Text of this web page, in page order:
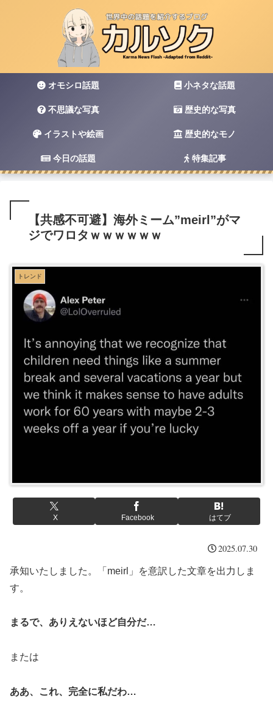
オモシロ話題 小ネタな話題
不思議な写真 歴史的な写真
イラストや絵画 歴史的なモノ
今日の話題 特集記事
【共感不可避】海外ミーム”meirl”がマ
ジでワロタｗｗｗｗｗｗ
トレンド
X Facebook はてブ
2025.07.30
承知いたしました。「meirl」を意訳した文章を出力しま
す。
まるで、ありえないほど自分だ…
または
ああ、これ、完全に私だわ…